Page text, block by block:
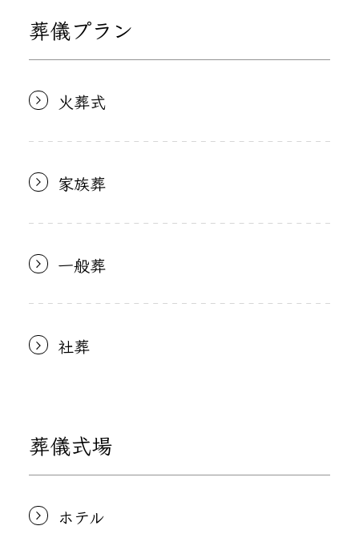
葬儀プラン
火葬式
家族葬
一般葬
社葬
葬儀式場
ホテル